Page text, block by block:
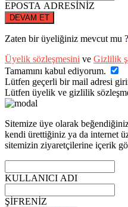
EPOSTA ADRESİNİZ
DEVAM ET
Zaten bir üyeliğiniz mevcut mu ?
Üyelik sözleşmesini ve Gizlilik
Tamamını kabul ediyorum.
Lütfen geçerli bir mail adresi
Lütfen üyelik ve gizlilik
Sitemize üye olarak
kendi ürettiğiniz ya da internet
sitemizin ziyaretçilerine içerik
KULLANICI ADI
ŞİFRENİZ